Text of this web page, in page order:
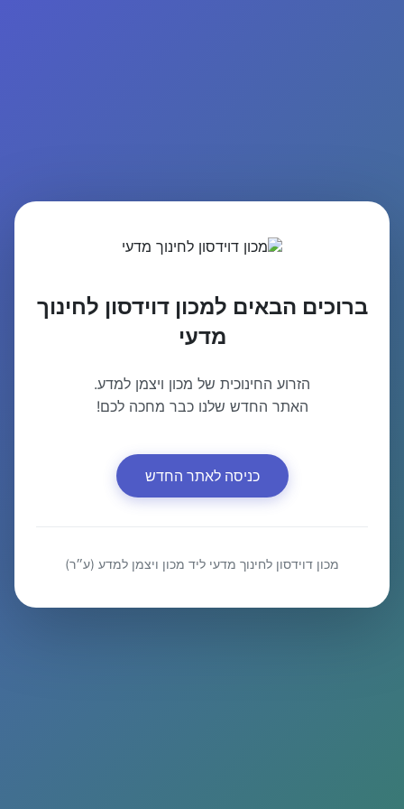
ברוכים הבאים למכון דוידסון לחינוך
מדעי
הזרוע החינוכית של מכון ויצמן למדע.
האתר החדש שלנו כבר מחכה לכם!
כניסה לאתר החדש
מכון דוידסון לחינוך מדעי ליד מכון ויצמן למדע (ע״ר)